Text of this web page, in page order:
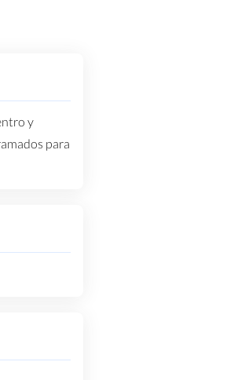
y
para